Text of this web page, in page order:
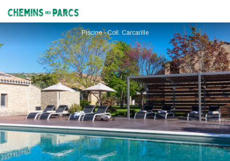
Chemins des Parcs
Piscine - Coll. Carcarille